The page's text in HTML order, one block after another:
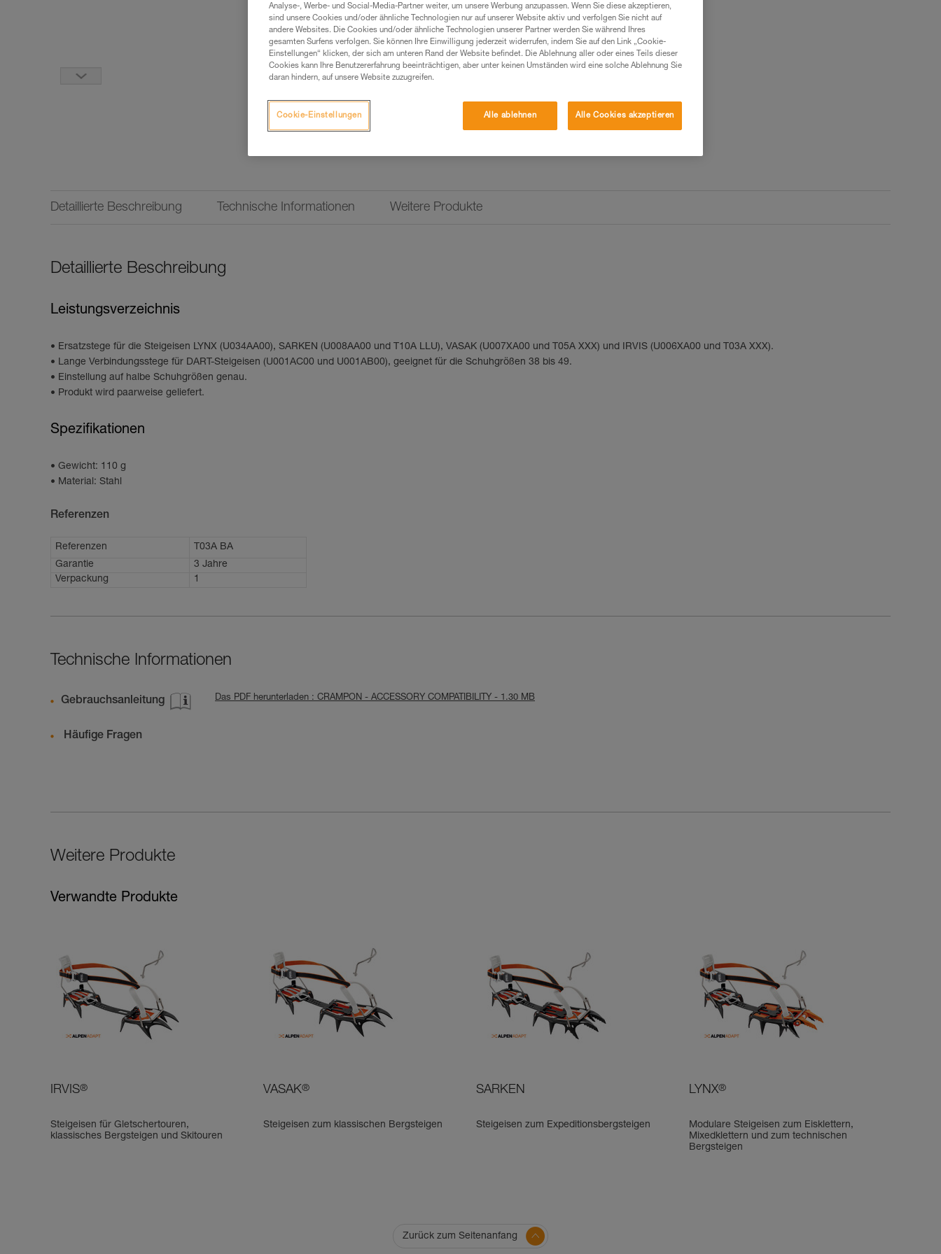
Detaillierte Beschreibung Technische Informationen Weitere Produkte
Detaillierte Beschreibung
Leistungsverzeichnis
Ersatzstege für die Steigeisen LYNX (U034AA00), SARKEN (U008AA00 und T10A LLU), VASAK (U007XA00 und T05A XXX) und IRVIS (U006XA00 und T03A XXX).
Lange Verbindungsstege für DART-Steigeisen (U001AC00 und U001AB00), geeignet für die Schuhgrößen 38 bis 49.
Einstellung auf halbe Schuhgrößen genau.
Produkt wird paarweise geliefert.
Spezifikationen
Gewicht: 110 g
Material: Stahl
Referenzen
Referenzen
T03A BA
Garantie
3 Jahre
Verpackung
1
Technische Informationen
Gebrauchsanleitung Das PDF herunterladen : CRAMPON - ACCESSORY COMPATIBILITY - 1.30 MB
Häufige Fragen
Weitere Produkte
Verwandte Produkte
IRVIS®
Steigeisen für Gletschertouren,
klassisches Bergsteigen und Skitouren
VASAK®
Steigeisen zum klassischen Bergsteigen
SARKEN
Steigeisen zum Expeditionsbergsteigen
LYNX®
Modulare Steigeisen zum Eisklettern,
Mixedklettern und zum technischen
Bergsteigen
Zurück zum Seitenanfang
Analyse-, Werbe- und Social-Media-Partner weiter, um unsere Werbung anzupassen. Wenn Sie diese akzeptieren,
sind unsere Cookies und/oder ähnliche Technologien nur auf unserer Website aktiv und verfolgen Sie nicht auf
andere Websites. Die Cookies und/oder ähnliche Technologien unserer Partner werden Sie während Ihres
gesamten Surfens verfolgen. Sie können Ihre Einwilligung jederzeit widerrufen, indem Sie auf den Link „Cookie-
Einstellungen“ klicken, der sich am unteren Rand der Website befindet. Die Ablehnung aller oder eines Teils dieser
Cookies kann Ihre Benutzererfahrung beeinträchtigen, aber unter keinen Umständen wird eine solche Ablehnung Sie
daran hindern, auf unsere Website zuzugreifen.
Alle ablehnen Alle Cookies akzeptieren
Cookie-Einstellungen